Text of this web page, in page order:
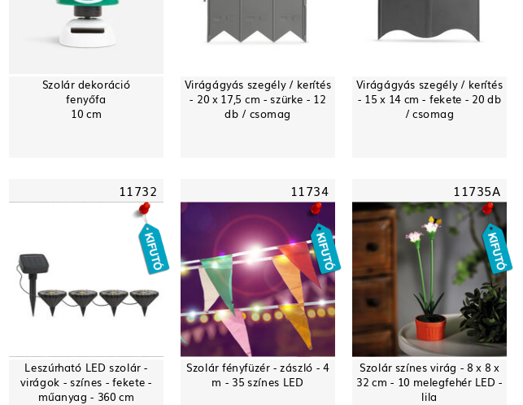
Szolár dekoráció
fenyőfa
10 cm
Virágágyás szegély / kerítés
- 20 x 17,5 cm - szürke - 12
db / csomag
Virágágyás szegély / kerítés
- 15 x 14 cm - fekete - 20 db
/ csomag
11732
Leszúrható LED szolár -
virágok - színes - fekete -
műanyag - 360 cm
11734
Szolár fényfüzér - zászló - 4
m - 35 színes LED
11735A
Szolár színes virág - 8 x 8 x
32 cm - 10 melegfehér LED -
lila